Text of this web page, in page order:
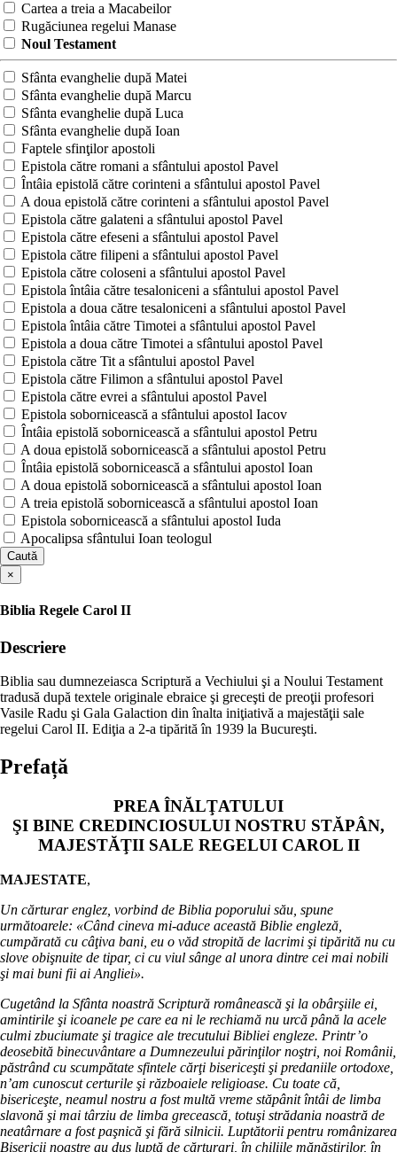
Cartea a treia a Macabeilor
Rugăciunea regelui Manase
Noul Testament
Sfânta evanghelie după Matei
Sfânta evanghelie după Marcu
Sfânta evanghelie după Luca
Sfânta evanghelie după Ioan
Faptele sfinţilor apostoli
Epistola către romani a sfântului apostol Pavel
Întâia epistolă către corinteni a sfântului apostol Pavel
A doua epistolă către corinteni a sfântului apostol Pavel
Epistola către galateni a sfântului apostol Pavel
Epistola către efeseni a sfântului apostol Pavel
Epistola către filipeni a sfântului apostol Pavel
Epistola către coloseni a sfântului apostol Pavel
Epistola întâia către tesaloniceni a sfântului apostol Pavel
Epistola a doua către tesaloniceni a sfântului apostol Pavel
Epistola întâia către Timotei a sfântului apostol Pavel
Epistola a doua către Timotei a sfântului apostol Pavel
Epistola către Tit a sfântului apostol Pavel
Epistola către Filimon a sfântului apostol Pavel
Epistola către evrei a sfântului apostol Pavel
Epistola sobornicească a sfântului apostol Iacov
Întâia epistolă sobornicească a sfântului apostol Petru
A doua epistolă sobornicească a sfântului apostol Petru
Întâia epistolă sobornicească a sfântului apostol Ioan
A doua epistolă sobornicească a sfântului apostol Ioan
A treia epistolă sobornicească a sfântului apostol Ioan
Epistola sobornicească a sfântului apostol Iuda
Apocalipsa sfântului Ioan teologul
Caută
×
Biblia Regele Carol II
Descriere
Biblia sau dumnezeiasca Scriptură a Vechiului şi a Noului Testament
tradusă după textele originale ebraice şi greceşti de preoţii profesori
Vasile Radu şi Gala Galaction din înalta iniţiativă a majestăţii sale
regelui Carol II. Ediţia a 2-a tipărită în 1939 la Bucureşti.
Prefață
PREA ÎNĂLŢATULUI
ŞI BINE CREDINCIOSULUI NOSTRU STĂPÂN,
MAJESTĂŢII SALE REGELUI CAROL II
MAJESTATE,
Un cărturar englez, vorbind de Biblia poporului său, spune
următoarele: «Când cineva mi-aduce această Biblie engleză,
cumpărată cu câţiva bani, eu o văd stropită de lacrimi şi tipărită nu cu
slove obişnuite de tipar, ci cu viul sânge al unora dintre cei mai nobili
şi mai buni fii ai Angliei».
Cugetând la Sfânta noastră Scriptură românească şi la obârşiile ei,
amintirile şi icoanele pe care ea ni le rechiamă nu urcă până la acele
culmi zbuciumate şi tragice ale trecutului Bibliei engleze. Printr’o
deosebită binecuvântare a Dumnezeului părinţilor noştri, noi Românii,
păstrând cu scumpătate sfintele cărţi bisericeşti şi predaniile ortodoxe,
n’am cunoscut certurile şi războaiele religioase. Cu toate că,
bisericeşte, neamul nostru a fost multă vreme stăpânit întâi de limba
slavonă şi mai târziu de limba grecească, totuşi strădania noastră de
neatârnare a fost paşnică şi fără silnicii. Luptătorii pentru românizarea
Bisericii noastre au dus luptă de cărturari, în chiliile mănăstirilor, în